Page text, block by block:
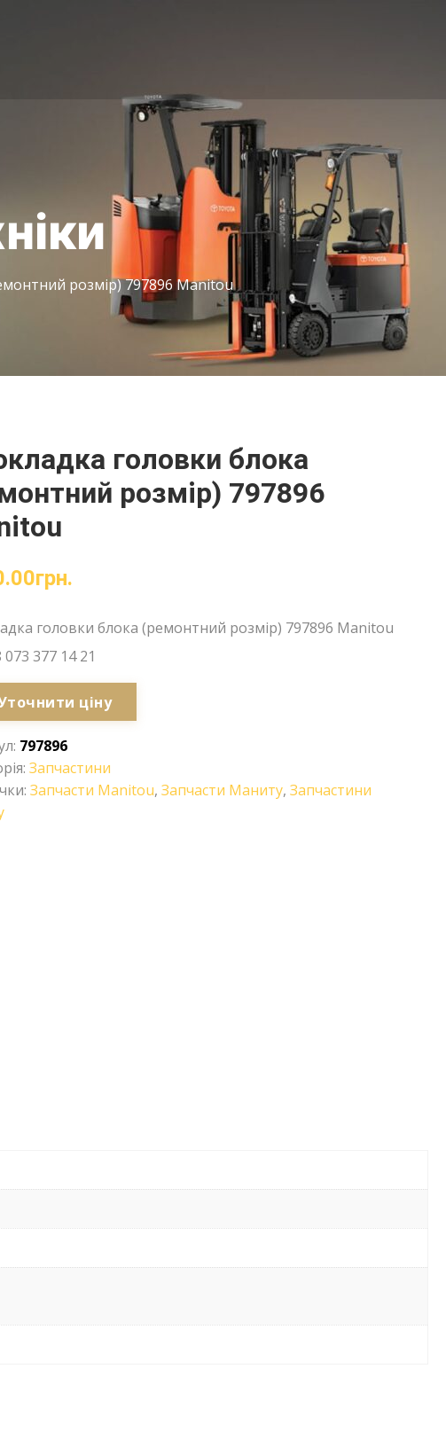
розмір) 797896 Manitou
головки блока
розмір) 797896
грн.
головки блока (ремонтний розмір) 797896 Manitou
377 14 21
ціну
797896
Запчастини
Запчасти Manitou,Запчасти Маниту,Запчастини